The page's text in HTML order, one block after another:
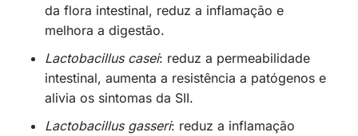
da flora intestinal, reduz a inflamação e
melhora a digestão.
Lactobacillus casei: reduz a permeabilidade
intestinal, aumenta a resistência a patógenos e
alivia os sintomas da SII.
Lactobacillus gasseri: reduz a inflamação